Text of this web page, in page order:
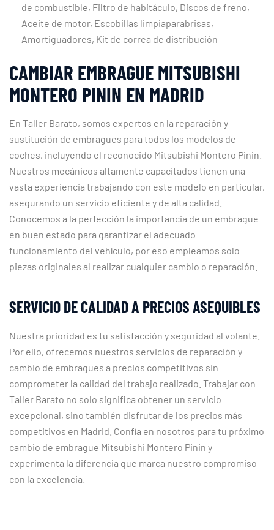
de combustible, Filtro de habitáculo, Discos de freno,
Aceite de motor, Escobillas limpiaparabrisas,
Amortiguadores, Kit de correa de distribución
CAMBIAR EMBRAGUE MITSUBISHI
MONTERO PININ EN MADRID
En Taller Barato, somos expertos en la reparación y
sustitución de embragues para todos los modelos de
coches, incluyendo el reconocido Mitsubishi Montero Pinin.
Nuestros mecánicos altamente capacitados tienen una
vasta experiencia trabajando con este modelo en particular,
asegurando un servicio eficiente y de alta calidad.
Conocemos a la perfección la importancia de un embrague
en buen estado para garantizar el adecuado
funcionamiento del vehículo, por eso empleamos solo
piezas originales al realizar cualquier cambio o reparación.
SERVICIO DE CALIDAD A PRECIOS ASEQUIBLES
Nuestra prioridad es tu satisfacción y seguridad al volante.
Por ello, ofrecemos nuestros servicios de reparación y
cambio de embragues a precios competitivos sin
comprometer la calidad del trabajo realizado. Trabajar con
Taller Barato no solo significa obtener un servicio
excepcional, sino también disfrutar de los precios más
competitivos en Madrid. Confía en nosotros para tu próximo
cambio de embrague Mitsubishi Montero Pinin y
experimenta la diferencia que marca nuestro compromiso
con la excelencia.